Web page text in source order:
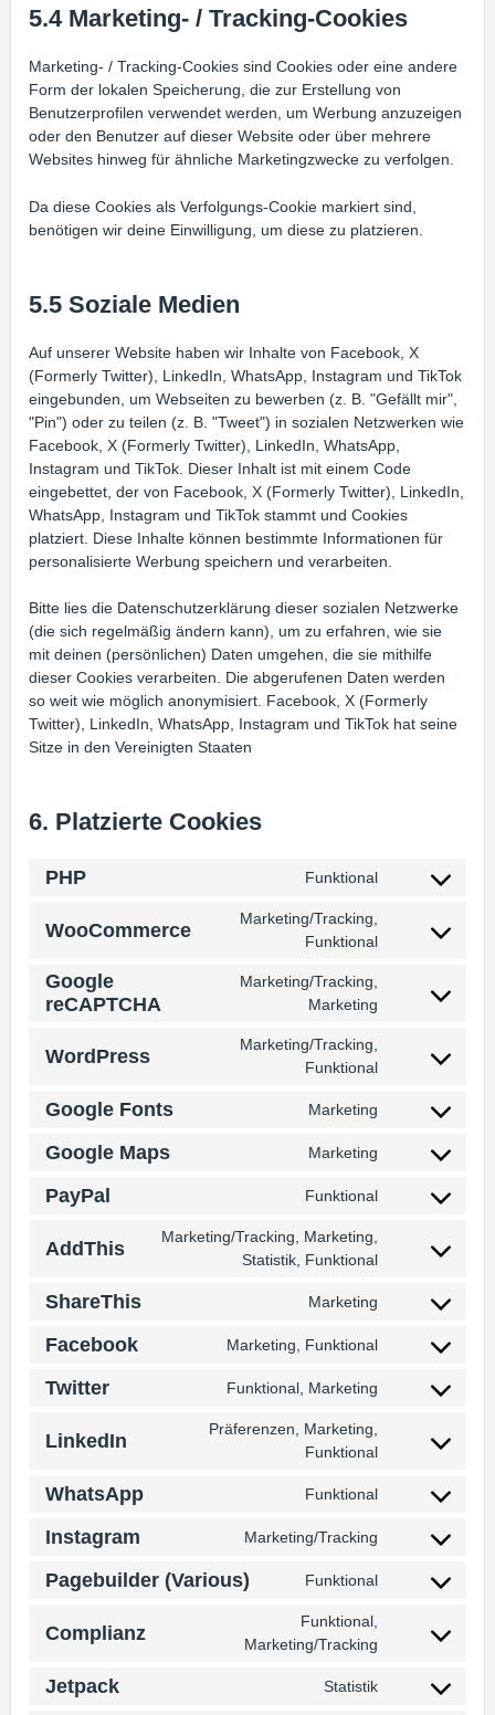
5.4 Marketing- / Tracking-Cookies
Marketing- / Tracking-Cookies sind Cookies oder eine andere
Form der lokalen Speicherung, die zur Erstellung von
Benutzerprofilen verwendet werden, um Werbung anzuzeigen
oder den Benutzer auf dieser Website oder über mehrere
Websites hinweg für ähnliche Marketingzwecke zu verfolgen.
Da diese Cookies als Verfolgungs-Cookie markiert sind,
benötigen wir deine Einwilligung, um diese zu platzieren.
5.5 Soziale Medien
Auf unserer Website haben wir Inhalte von Facebook, X
(Formerly Twitter), LinkedIn, WhatsApp, Instagram und TikTok
eingebunden, um Webseiten zu bewerben (z. B. "Gefällt mir",
"Pin") oder zu teilen (z. B. "Tweet") in sozialen Netzwerken wie
Facebook, X (Formerly Twitter), LinkedIn, WhatsApp,
Instagram und TikTok. Dieser Inhalt ist mit einem Code
eingebettet, der von Facebook, X (Formerly Twitter), LinkedIn,
WhatsApp, Instagram und TikTok stammt und Cookies
platziert. Diese Inhalte können bestimmte Informationen für
personalisierte Werbung speichern und verarbeiten.
Bitte lies die Datenschutzerklärung dieser sozialen Netzwerke
(die sich regelmäßig ändern kann), um zu erfahren, wie sie
mit deinen (persönlichen) Daten umgehen, die sie mithilfe
dieser Cookies verarbeiten. Die abgerufenen Daten werden
so weit wie möglich anonymisiert. Facebook, X (Formerly
Twitter), LinkedIn, WhatsApp, Instagram und TikTok hat seine
Sitze in den Vereinigten Staaten
6. Platzierte Cookies
PHP Funktional
Consent
service
WooCommerce
Marketing/Tracking,
Funktional
Consent
woocommerce
Google
reCAPTCHA
Marketing/Tracking,
Marketing
Consent
google-
WordPress
Marketing/Tracking,
Funktional
Consent
service
Google Fonts Marketing
Consent
service
Google Maps Marketing
Consent
service
PayPal Funktional
Consent
service
AddThis
Marketing/Tracking, Marketing,
Statistik, Funktional
Consent
service
ShareThis Marketing
Consent
service
Facebook Marketing, Funktional
Consent
service
Twitter Funktional, Marketing
Consent
service
LinkedIn
Präferenzen, Marketing,
Funktional
Consent
service
WhatsApp Funktional
Consent
service
Instagram Marketing/Tracking
Consent
service
Pagebuilder (Various) Funktional
Consent
service
Complianz
Funktional,
Marketing/Tracking
Consent
service
Jetpack Statistik
Consent